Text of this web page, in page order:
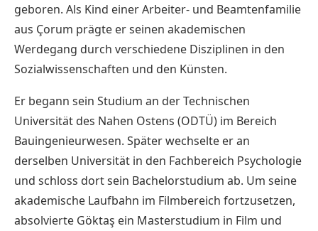
geboren. Als Kind einer Arbeiter- und Beamtenfamilie
aus Çorum prägte er seinen akademischen
Werdegang durch verschiedene Disziplinen in den
Sozialwissenschaften und den Künsten.
Er begann sein Studium an der Technischen
Universität des Nahen Ostens (ODTÜ) im Bereich
Bauingenieurwesen. Später wechselte er an
derselben Universität in den Fachbereich Psychologie
und schloss dort sein Bachelorstudium ab. Um seine
akademische Laufbahn im Filmbereich fortzusetzen,
absolvierte Göktaş ein Masterstudium in Film und